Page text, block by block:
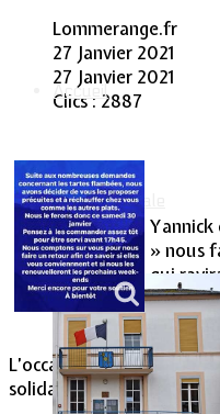
Accueil
Vie Municipale
Lommerange.fr
27 Janvier 2021
27 Janvier 2021
Clics : 2887
Yannick
» nous
qui
pour
L’occasion, en ces
solidarité.